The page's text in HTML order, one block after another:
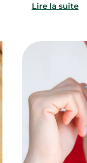
Lire la suite